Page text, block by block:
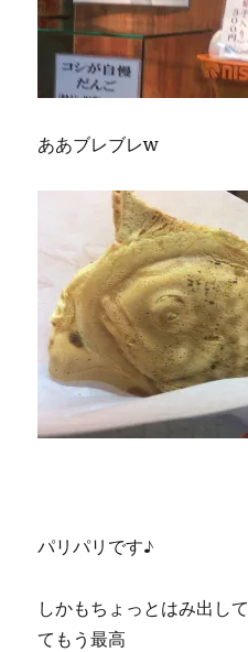
ああブレブレw
パリパリです♪
しかもちょっとはみ出し
てもう最高